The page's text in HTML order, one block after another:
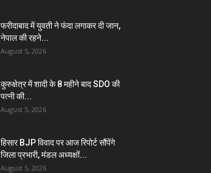
फरीदाबाद में युवती ने फंदा लगाकर दी जान,
नेपाल की रहने...
August 5, 2026
कुरुक्षेत्र में शादी के 8 महीने बाद SDO की
पत्नी की...
August 5, 2026
हिसार BJP विवाद पर आज रिपोर्ट सौंपेंगे
जिला प्रभारी, मंडल अध्यक्षों...
August 5, 2026